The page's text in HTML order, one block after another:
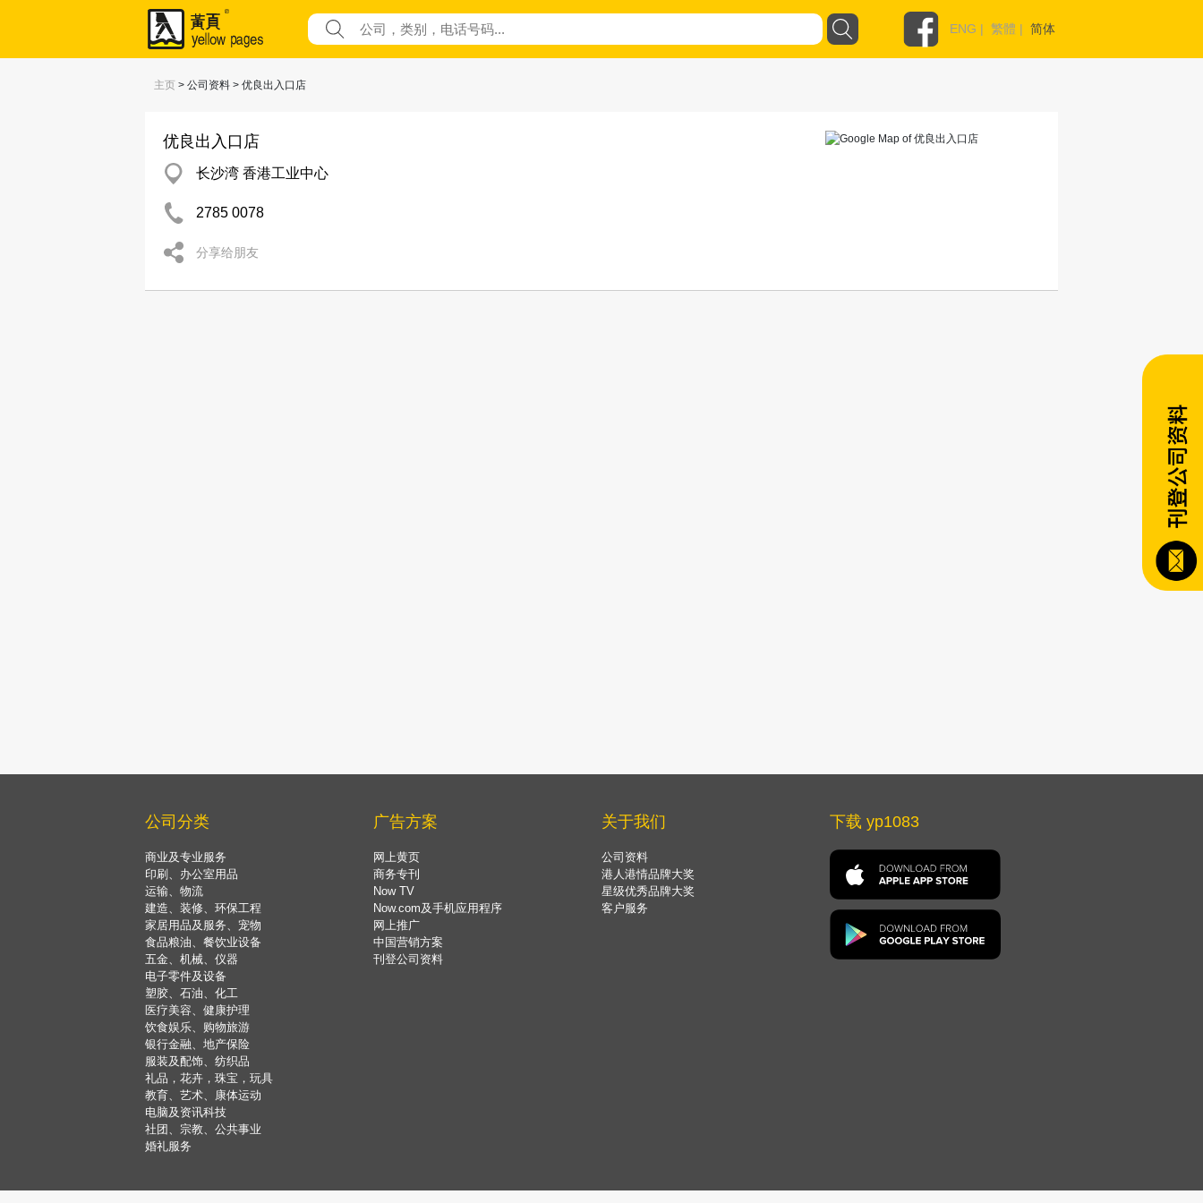
ENG | 繁體 | 简体
主页 > 公司资料 > 优良出入口店
优良出入口店
长沙湾 香港工业中心
2785 0078
分享给朋友
公司分类
商业及专业服务
印刷、办公室用品
运输、物流
建造、装修、环保工程
家居用品及服务、宠物
食品粮油、餐饮业设备
五金、机械、仪器
电子零件及设备
塑胶、石油、化工
医疗美容、健康护理
饮食娱乐、购物旅游
银行金融、地产保险
服装及配饰、纺织品
礼品，花卉，珠宝，玩具
教育、艺术、康体运动
电脑及资讯科技
社团、宗教、公共事业
婚礼服务
广告方案
网上黄页
商务专刊
Now TV
Now.com及手机应用程序
网上推广
中国营销方案
刊登公司资料
关于我们
公司资料
港人港情品牌大奖
星级优秀品牌大奖
客户服务
下载 yp1083